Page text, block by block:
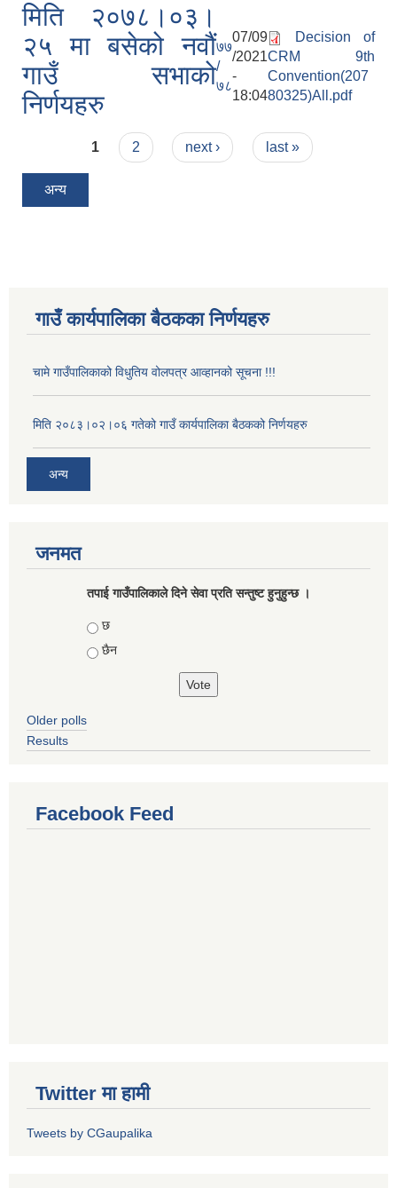
मिति २०७८।०३।
२५ मा बसेको नवौं
गाउँ सभाको
निर्णयहरु
७७
/
७८
07/09
/2021
-
18:04
Decision of
CRM 9th
Convention(207
80325)All.pdf
Pages
1 2 next › last »
अन्य
गाउँ कार्यपालिका बैठकका निर्णयहरु
चामे गाउँपालिकाको विधुतिय वोलपत्र आव्हानको सूचना !!!
मिति २०८३।०२।०६ गतेको गाउँ कार्यपालिका बैठकको निर्णयहरु
अन्य
जनमत
तपाई गाउँपालिकाले दिने सेवा प्रति सन्तुष्ट हुनुहुन्छ ।
Choices
छ
छैन
Older polls
Results
Facebook Feed
Twitter मा हामी
Tweets by CGaupalika